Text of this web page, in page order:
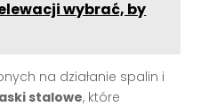
wybrać, by
na działanie spalin i
stalowe, które